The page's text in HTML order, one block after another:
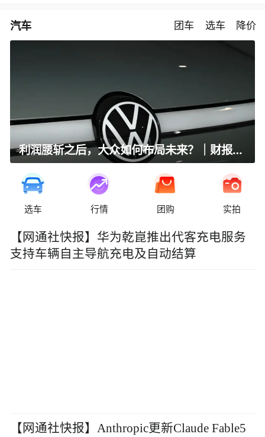
汽车 团车 选车 降价
利润腰斩之后，大众如何布局未来？｜财报全视角
选车 行情 团购 实拍
【网通社快报】华为乾崑推出代客充电服务
支持车辆自主导航充电及自动结算
【网通社快报】Anthropic更新Claude Fable5